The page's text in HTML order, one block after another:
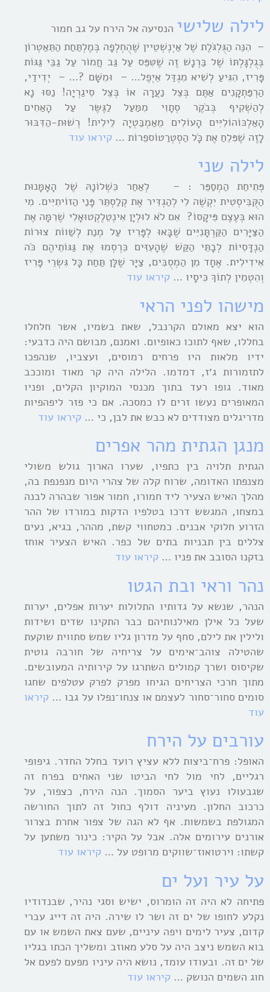
לילה שלישי הנסיעה אל הירח על גב חמור
– הִנֵּה הַגֻּלְגֹּלֶת שֶׁל אַיְנְשְׁטֵיין שֶׁהֻחְלְפָה בְּמֶלְתַּחַת הַתֵּאַטְרוֹן
בְּגֻלְגָּלְתּוֹ שֶׁל בַּרְנָשׁ זֶה שֶׁטִּפֵּס עַל גַּב חֲמוֹר עַל גַבֵּי גַּגּוֹת
פָּרִיז, הִגִּיעַ לְשִׁיא מִגְדַּל אֵיְפֶל… – וּמִשָּׁם ?… – יְדִידַי,
הַרְפַּתְקָנִים אַתֶּם בְּצֵל נַעֲרָה אוֹ בְּצֵל סִיגַרְיָה! נַסּוּ נָא
לְהַשְׁקִיף בְּבֹקֶר סְתָוִי מִמַּעַל לַגֶּשֶּר עַל הָאַחִים
הָאַלְכּוֹהוֹלִיִּים הָעוֹלִים מֵאַמְבַּטְיָה לֵילִית! רְשׁוּת-הַדִּבּוּר
לָזֶה שֶׁפִּלֵחַ אֶת כָֹּל הַסְטְרַטוֹספֵרוֹת … קיראו עוד
לילה שני
פְּתִיחַת הַמְסַפֵּר : – לְאַחַר כִּשְׁלוֹנָהּ שֶׁל הָאָמָּנוּת
הַקֻּבִּיסְטִית יִקְשֶׁה לִי לְהַגְדִּיר אֶת קְלַסְתֵּר פָּנַי הַזוֹיתִיִּים. מִי
הוּא בְּעֶצֶם פִּיקָסוֹ? אִם לֹא לוּלְיָן אִינְטֵלֶקְטוּאָלִי שֶׁרִמָּה אֶת
הַצַּיָּרִים הַקַּרְתָּנִיִּים שֶׁבָּאוּ לְפָּרִיז עַל מְנַת לְשַׁווֹת צוּרוֹת
הַנְדָּסִיוֹת לְבָתֵּי הַקַּשׁ שֶׁהָעִזִּים כִּרְסְמוּ אֶת גַּגּוֹתֵיהֶם כֹּה
אִידִילִית. אֶחָד מִן הַמְסֻבִּים, צַיָּר שֶׁלָּן תַּחַת כָּל גִּשְרֵי פָּרִיז
וְהִטְמִין לְתוֹךְ כִּיסָיו … קיראו עוד
מישהו לפני הראי
הוא יצא מאולם הקרנבל, שאת בשמיו, אשר חלחלו
בחללו, שאף לתוכו כאופיום. ואמנם, מבושם היה כדבעי:
ידיו מלאות היו פרחים רמוסים, ועצביו, שנהפכו
לתזמורות ג׳ז, דמדמו. הלילה היה קר מאוד ומוככב
מאוד. גופו רעד בתוך מכנסי המוקיון הקלים, ופניו
המאופרים נעשו זרים לו כמסכה. אם כי פזר ליפהפיות
מדריגלים מצודדים לא כבש את לבן, כי … קיראו עוד
מנגן הגתית מהר אפרים
הגתית תלויה בין כתפיו, שערו הארוך גולש משולי
מצנפתו האדומה, שרוח קלה של צהרי היום מנפנפת בה,
מהלך האיש הצעיר ליד חמורו, חמור אפור שבהרה לבנה
במצחו, המגשש דרכו בטלפיו הדקות במורדו של ההר
הזרוע חלוקי אבנים. כמטחווי קשת, מההר, בגיא, נעים
צללים בין תבניות בתים של כפר. האיש הצעיר אוחז
בזקנו הסובב את פניו … קיראו עוד
נהר וראי ובת הגטו
הנהר, שנשא על גדותיו התלולות יערות אפלים, יערות
שעל כל אילן מאילנותיהם כבר התקינו שדים ושידות
ולילין את לילם, סחף על מדרון גליו שמש סתווית שוקעת
שהטילה צוהב־אימים על צריחיה של חורבה גוטית
שקיסוס ושרך קמולים השתרגו על קירותיה המעובשים.
מתוך חרכי הצריחים הגיחו מפרק לפרק עטלפים שחגו
סומים סחור־סחור לעצמם או צנחו־נפלו על גבו … קיראו
עוד
עורבים על הירח
האופל: פרח־ביצות ללא עציץ רועד בחלל החדר. גיפופי
רגליים, לחי מול לחי הביטו שני האחים בפרח זה
שגבעולו נעוץ ביער הסמוך. הנה הירח, כצפור, על
כרכוב החלון. מעיניה דולף כחול זה לתוך החורשה
המגולפת בשמשות. אף לא הגה של צפור אחרת בצרור
אורנים עירומים אלה. אבל על הקיר: כינור משתען על
קשתו: וירטואוז־שווקים מרופט על … קיראו עוד
על עיר ועל ים
פתיחה לא היה זה הומרוס, ישיש וסגי נהיר, שבנדודיו
נקלע לחופו של ים זה ושר לו שירה. היה זה דייג עברי
קדום, צעיר לימים ויפה עיניים, שעם צאת השמש או עם
בוא השמש ניצב היה על סלע מאוזב ומשליך הכתו בגליו
של ים זה. ובעודו עומד, נושא היה עיניו מפעם לפעם אל
חוג השמים הנושק … קיראו עוד